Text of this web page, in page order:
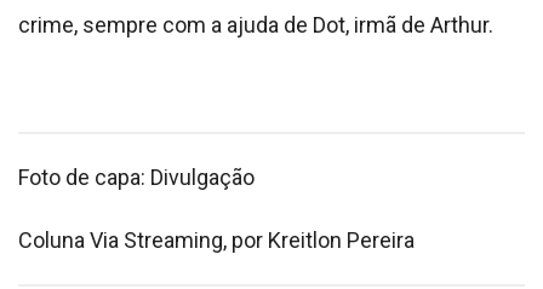
crime, sempre com a ajuda de Dot, irmã de Arthur.
Foto de capa: Divulgação
Coluna Via Streaming, por Kreitlon Pereira